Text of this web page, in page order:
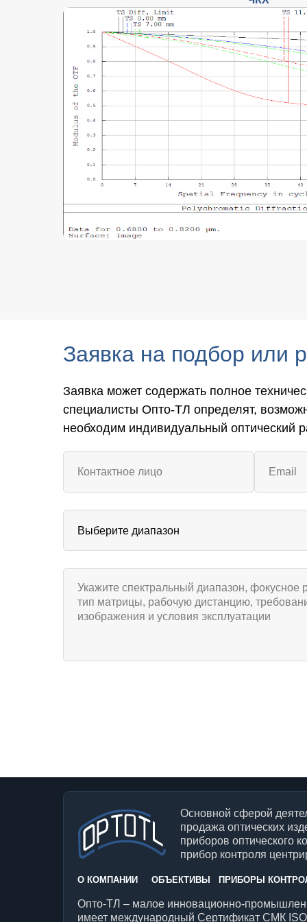
Заявка на подбор или
Заявка может содержать полное
специалисты Опто-ТЛ определят,
необходим индивидуальный оптический
Основной сферой
продажа оптических
приборов оптического
прибор контроля
О КОМПАНИИ ОБЪЕКТИВЫ ПРИБОРЫ
Опто-ТЛ – малое инновационно-
имеет международный Сертификат СМК